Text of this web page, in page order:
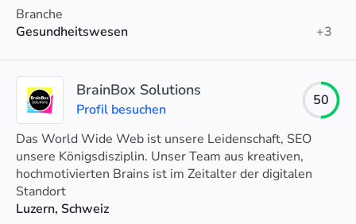
Branche
Gesundheitswesen
+3
BrainBox Solutions
Profil besuchen
50
Das World Wide Web ist unsere Leidenschaft, SEO
unsere Königsdisziplin. Unser Team aus kreativen,
hochmotivierten Brains ist im Zeitalter der digitalen
Medien zuhause und kennt die Tricks.
Standort
Luzern, Schweiz